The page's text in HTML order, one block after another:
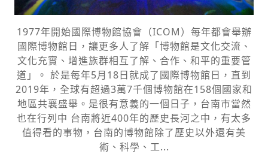
1977年開始國際博物館協會（ICOM）每年都會舉辦
國際博物館日，讓更多人了解「博物館是文化交流、
文化充實、增進族群相互了解、合作、和平的重要管
道」。 於是每年5月18日就成了國際博物館日，直到
2019年，全球有超過3萬7千個博物館在158個國家和
地區共襄盛舉。是很有意義的一個日子，台南市當然
也在行列中 台南將近400年的歷史長河之中，有太多
值得看的事物，台南的博物館除了歷史以外還有美
術、科學、工...